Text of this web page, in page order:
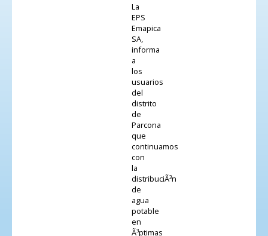
La
EPS
Emapica
SA,
informa
a
los
usuarios
del
distrito
de
Parcona
que
continuamos
con
la
distribuciÃ³n
de
agua
potable
en
Ã³ptimas